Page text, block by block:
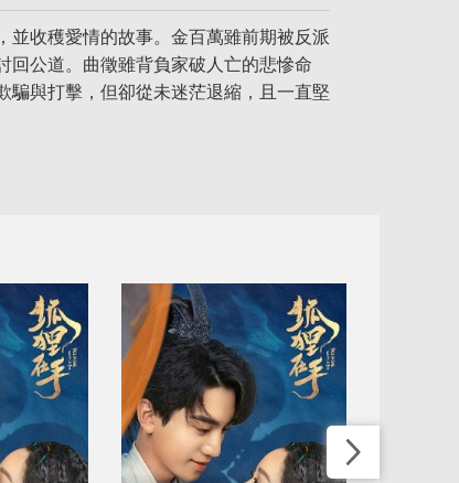
收穫愛情的故事。金百萬雖前期被反派
公道。曲徵雖背負家破人亡的悲慘命
與打擊，但卻從未迷茫退縮，且一直堅